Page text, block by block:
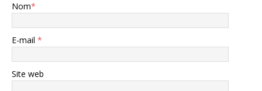
Nom*
E-mail *
Site web